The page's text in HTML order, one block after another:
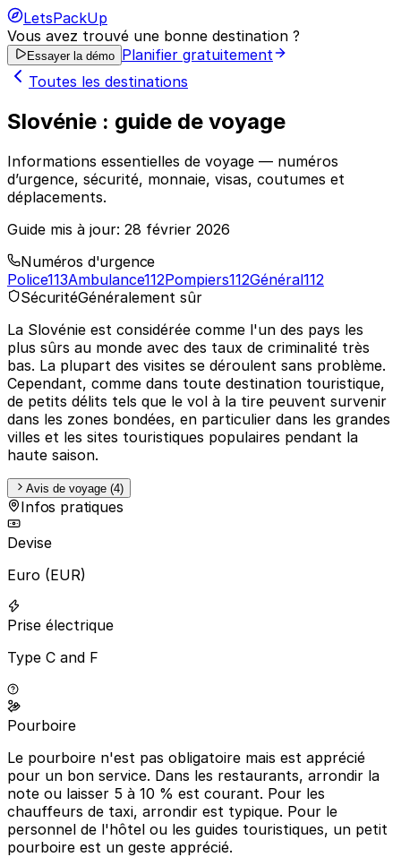
LetsPackUp
Vous avez trouvé une bonne destination ?
Essayer la démo Planifier gratuitement
Toutes les destinations
Slovénie : guide de voyage
Informations essentielles de voyage — numéros
d’urgence, sécurité, monnaie, visas, coutumes et
déplacements.
Guide mis à jour: 28 février 2026
Numéros d'urgence
Police113Ambulance112Pompiers112Général112
SécuritéGénéralement sûr
La Slovénie est considérée comme l'un des pays les
plus sûrs au monde avec des taux de criminalité très
bas. La plupart des visites se déroulent sans problème.
Cependant, comme dans toute destination touristique,
de petits délits tels que le vol à la tire peuvent survenir
dans les zones bondées, en particulier dans les grandes
villes et les sites touristiques populaires pendant la
haute saison.
Avis de voyage (4)
Infos pratiques
Devise
Euro (EUR)
Prise électrique
Type C and F
Pourboire
Le pourboire n'est pas obligatoire mais est apprécié
pour un bon service. Dans les restaurants, arrondir la
note ou laisser 5 à 10 % est courant. Pour les
chauffeurs de taxi, arrondir est typique. Pour le
personnel de l'hôtel ou les guides touristiques, un petit
pourboire est un geste apprécié.